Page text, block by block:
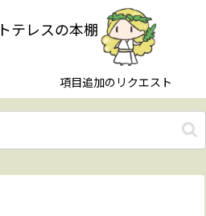
テレスの本棚
項目追加のリクエスト